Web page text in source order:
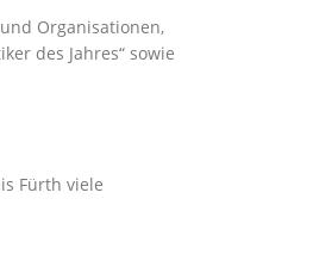
Organisationen,
des Jahres“ sowie
Fürth viele